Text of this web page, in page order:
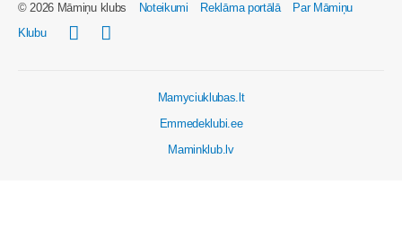
© 2026 Māmiņu klubs Noteikumi Reklāma portālā
Par Māmiņu
Klubu
Mamyciuklubas.lt
Emmedeklubi.ee
Maminklub.lv